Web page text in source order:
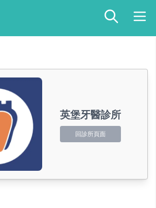
英堡牙醫診所
回診所頁面